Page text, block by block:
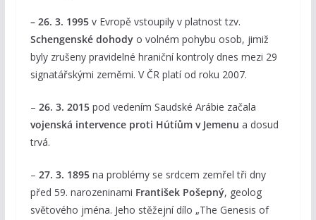
– 26. 3. 1995v Evropě vstoupily v platnost tzv.
Schengenské dohodyo volném pohybu osob, jimiž
byly zrušeny pravidelné hraniční kontroly dnes mezi 29
signatářskými zeměmi. V ČR platí od roku 2007.
– 26. 3. 2015pod vedením Saudské Arábie začala
vojenská intervence proti Hútíům v Jemenu a dosud
trvá.
– 27. 3. 1895na problémy se srdcem zemřel tři dny
před 59. narozeninami František Pošepný, geolog
světového jména. Jeho stěžejní dílo „The Genesis of